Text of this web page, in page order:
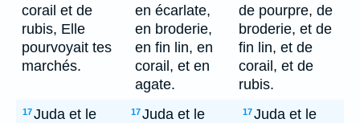
corail et de
rubis, Elle
pourvoyait tes
marchés.
en écarlate,
en broderie,
en fin lin, en
corail, et en
agate.
de pourpre, de
broderie, et de
fin lin, et de
corail, et de
rubis.
17Juda et le
17Juda et le
17Juda et le